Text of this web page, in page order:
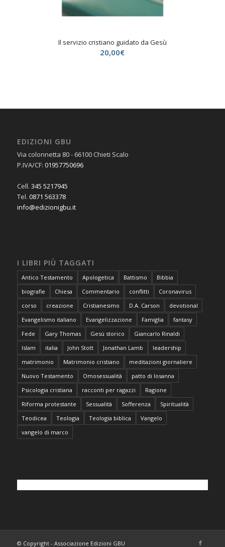
Il servizio cristiano guidato da Gesù
20,00€
EDIZIONI GBU
Via colonnetta 80 - 66100 Chieti Scalo
P.IVA/CF: 01957750696
Cell. 345 5217945
Tel. 0871 563378
info@edizionigbu.it
I LIBRI PIÙ TAGGATI
Antico Testamento Apologetica Battismo
Bibbia
biografie
Chiesa Commentario conflitti
Coronavirus
corso
creazione Cristianesimo D.A. Carson
devotional
Evangelismo italiano
Evangelizzazione Famiglia
fantasy
Fede
Gary Thomas Gesù storico
Giancarlo Rinaldi
Islam
italia John Stott Jonathan Lamb
leadership
matrimonio
Matrimonio cristiano
meditazioni giornaliere
Nuovo Testamento
Omosessualità
patto di losanna
Psicologia cristiana
racconti per ragazzi
Ragione
Riforma protestante
Sessualità Sofferenza
Spiritualità
Teodicea
Teologia Teologia biblica
Vangelo
vangelo di marco
© Copyright - Associazione Edizioni GBU